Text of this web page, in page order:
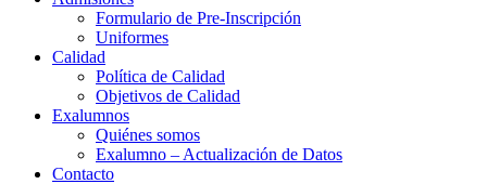
Formulario de Pre-Inscripción
Uniformes
Calidad
Política de Calidad
Objetivos de Calidad
Exalumnos
Quiénes somos
Exalumno – Actualización de Datos
Contacto